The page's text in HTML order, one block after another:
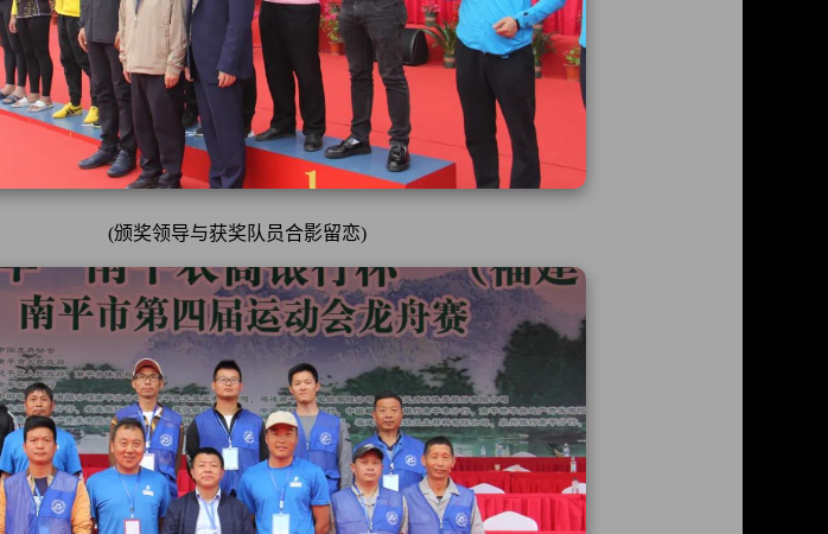
(颁奖领导与获奖队员合影留恋)